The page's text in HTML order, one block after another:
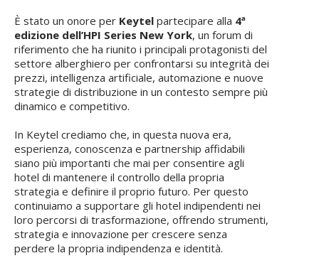
È stato un onore per Keytel partecipare alla 4ª
edizione dell’HPI Series New York, un forum di
riferimento che ha riunito i principali protagonisti del
settore alberghiero per confrontarsi su integrità dei
prezzi, intelligenza artificiale, automazione e nuove
strategie di distribuzione in un contesto sempre più
dinamico e competitivo.
In Keytel crediamo che, in questa nuova era,
esperienza, conoscenza e partnership affidabili
siano più importanti che mai per consentire agli
hotel di mantenere il controllo della propria
strategia e definire il proprio futuro. Per questo
continuiamo a supportare gli hotel indipendenti nei
loro percorsi di trasformazione, offrendo strumenti,
strategia e innovazione per crescere senza
perdere la propria indipendenza e identità.